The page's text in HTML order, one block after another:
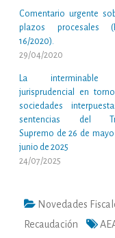
Comentario urgente
plazos procesales
16/2020).
29/04/2020
La interminable
jurisprudencial en
sociedades
sentencias del
Supremo de 26 de
junio de 2025
24/07/2025
Novedades
Recaudación